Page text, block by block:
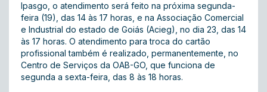
Ipasgo, o atendimento será feito na próxima segunda-
feira (19), das 14 às 17 horas, e na Associação Comercial
e Industrial do estado de Goiás (Acieg), no dia 23, das 14
às 17 horas. O atendimento para troca do cartão
profissional também é realizado, permanentemente, no
Centro de Serviços da OAB-GO, que funciona de
segunda a sexta-feira, das 8 às 18 horas.